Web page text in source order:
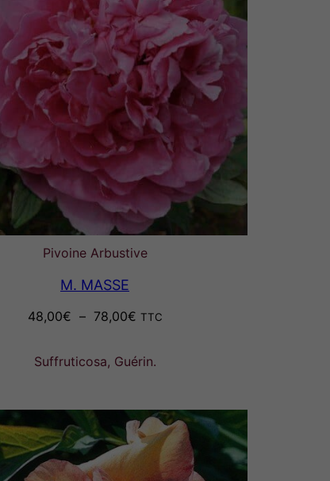
Pivoine Arbustive
M. MASSE
48,00€ – 78,00€Plage
prix :
78,00€
TTC
Suffruticosa, Guérin.